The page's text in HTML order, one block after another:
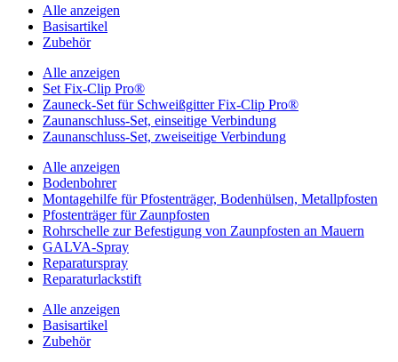
Alle anzeigen
Basisartikel
Zubehör
Alle anzeigen
Set Fix-Clip Pro®
Zauneck-Set für Schweißgitter Fix-Clip Pro®
Zaunanschluss-Set, einseitige Verbindung
Zaunanschluss-Set, zweiseitige Verbindung
Alle anzeigen
Bodenbohrer
Montagehilfe für Pfostenträger, Bodenhülsen, Metallpfosten
Pfostenträger für Zaunpfosten
Rohrschelle zur Befestigung von Zaunpfosten an Mauern
GALVA-Spray
Reparaturspray
Reparaturlackstift
Alle anzeigen
Basisartikel
Zubehör